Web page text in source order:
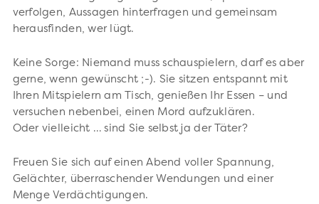
verfolgen, Aussagen hinterfragen und gemeinsam
herausfinden, wer lügt.
Keine Sorge: Niemand muss schauspielern, darf es aber
gerne, wenn gewünscht ;-). Sie sitzen entspannt mit
Ihren Mitspielern am Tisch, genießen Ihr Essen – und
versuchen nebenbei, einen Mord aufzuklären.
Oder vielleicht … sind Sie selbst ja der Täter?
Freuen Sie sich auf einen Abend voller Spannung,
Gelächter, überraschender Wendungen und einer
Menge Verdächtigungen.